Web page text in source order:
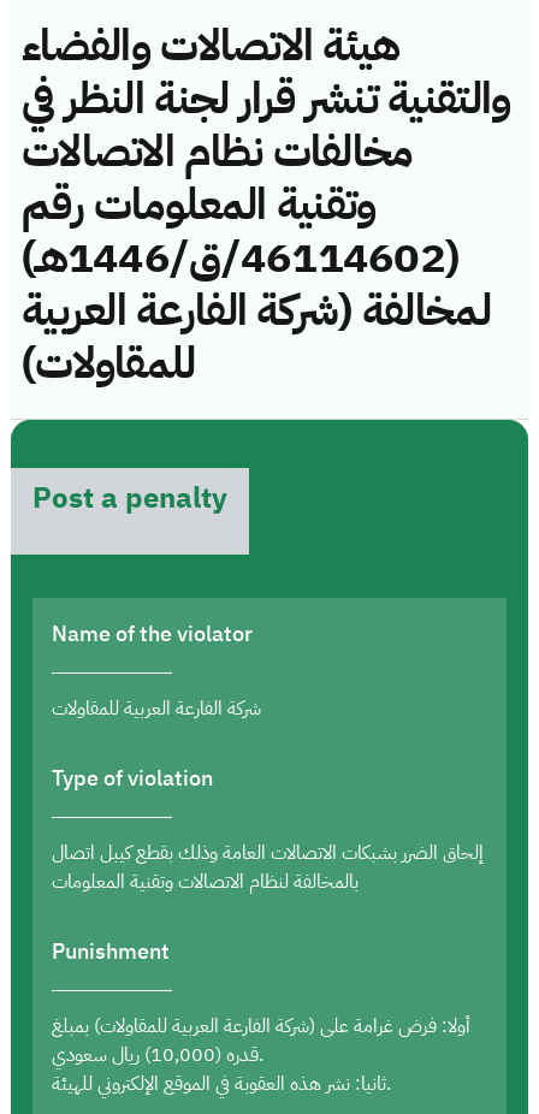
هيئة الاتصالات والفضاء
والتقنية تنشر قرار لجنة النظر في
مخالفات نظام الاتصالات
وتقنية المعلومات رقم
(46114602/ق/1446هـ)
لمخالفة (شركة الفارعة العربية
للمقاولات)
Post a penalty
Name of the violator
شركة الفارعة العربية للمقاولات
Type of violation
إلحاق الضرر بشبكات الاتصالات العامة وذلك بقطع كيبل اتصال
بالمخالفة لنظام الاتصالات وتقنية المعلومات
Punishment
أولا: فرض غرامة على (شركة الفارعة العربية للمقاولات) بمبلغ
قدره (10,000) ريال سعودي.
ثانيا: نشر هذه العقوبة في الموقع الإلكتروني للهيئة.